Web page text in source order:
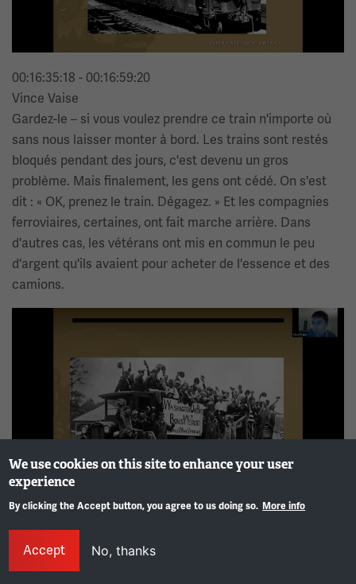
00:16:35:18 - 00:16:59:20
Vince Vaise
Gardez-le – si vous voulez prendre ce train n'importe où
sans nous laisser monter à bord. Les trains sont restés
bloqués pendant des jours, c'est devenu un gros
problème. Mais finalement, les gens ont cédé. On s'est
dit : « OK, prenez le train. Dégagez. » Et les compagnies
ferroviaires, certaines, ont fait marche arrière. Dans
d'autres cas, les vétérans ont mis en commun le peu
d'argent qu'ils avaient pour acheter de l'essence et des
camions.
Vince Vaise
Et comme vous pouvez le voir ici, il suffit de se presser et
We use cookies on this site to enhance your user
experience
By clicking the Accept button, you agree to us doing so. More info
Accept No, thanks